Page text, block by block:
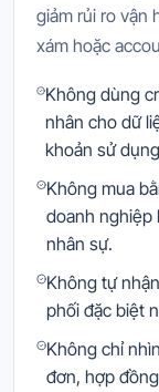
giảm rủi ro vận
xám hoặc
Không dùng
nhân cho dữ
khoản sử
Không mua
doanh nghiệp
nhân sự.
Không tự
phối đặc biệt
Không chỉ
đơn, hợp